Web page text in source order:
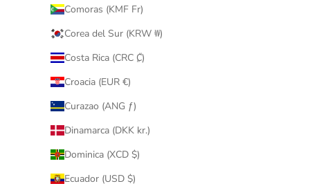
Comoras (KMF Fr)
Corea del Sur (KRW ₩)
Costa Rica (CRC ₡)
Croacia (EUR €)
Curazao (ANG ƒ)
Dinamarca (DKK kr.)
Dominica (XCD $)
Ecuador (USD $)